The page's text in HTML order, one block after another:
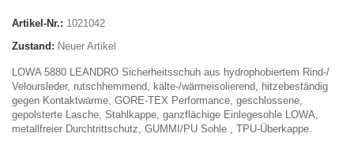
Artikel-Nr.: 1021042
Zustand: Neuer Artikel
LOWA 5880 LEANDRO Sicherheitsschuh aus hydrophobiertem Rind-/
Veloursleder, rutschhemmend, kälte-/wärmeisolierend, hitzebeständig
gegen Kontaktwärme, GORE-TEX Performance, geschlossene,
gepolsterte Lasche, Stahlkappe, ganzflächige Einlegesohle LOWA,
metallfreier Durchtrittschutz, GUMMI/PU Sohle , TPU-Überkappe.